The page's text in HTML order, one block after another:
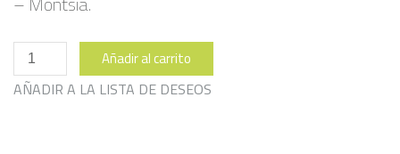
Pack
Descubierta
cantidad
Añadir al carrito
AÑADIR A LA LISTA DE DESEOS